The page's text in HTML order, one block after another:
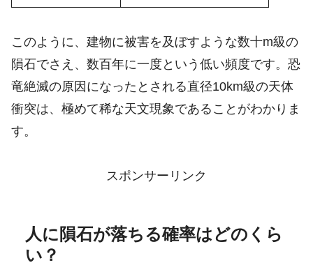
このように、建物に被害を及ぼすような数十m級の
隕石でさえ、数百年に一度という低い頻度です。恐
竜絶滅の原因になったとされる直径10km級の天体
衝突は、極めて稀な天文現象であることがわかりま
す。
スポンサーリンク
人に隕石が落ちる確率はどのくら
い？